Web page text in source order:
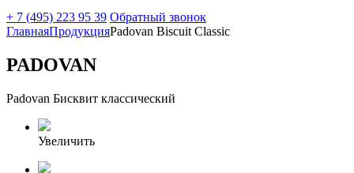
+ 7 (495) 223 95 39 Обратный звонок
ГлавнаяПродукцияPadovan Biscuit Classic
PADOVAN
Padovan Бисквит классический
Увеличить